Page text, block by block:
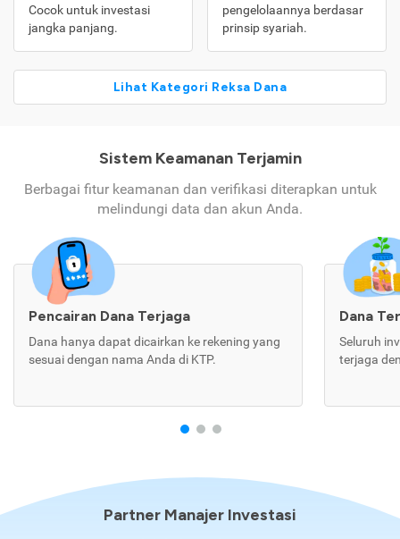
Cocok untuk investasi
jangka panjang.
pengelolaannya berdasar
prinsip syariah.
Lihat Kategori Reksa Dana
Sistem Keamanan Terjamin
Berbagai fitur keamanan dan verifikasi diterapkan untuk
melindungi data dan akun Anda.
Pencairan Dana Terjaga
Dana hanya dapat dicairkan ke rekening yang
sesuai dengan nama Anda di KTP.
Dana
Seluruh
terjaga
Partner Manajer Investasi